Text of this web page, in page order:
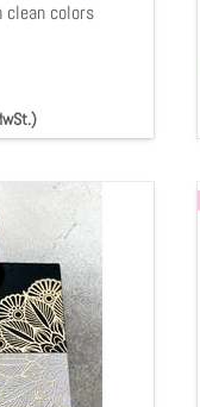
clean colors